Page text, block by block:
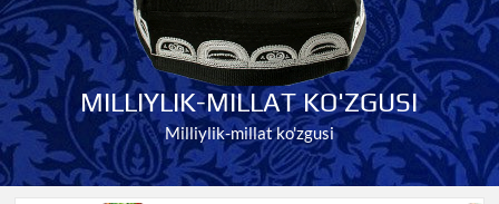
MILLIYLIK-MILLAT KO'ZGUSI
Milliylik-millat ko'zgusi